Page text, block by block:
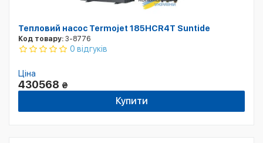
Тепловий насос Termojet 185HCR4T Suntide
Код товару: 3-8776
0 відгуків
Ціна
430568 ₴
Купити